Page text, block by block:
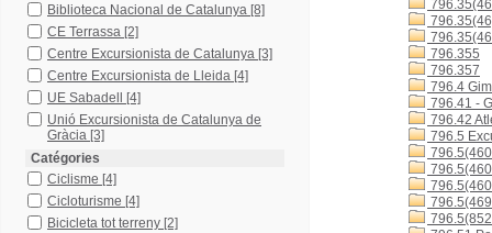
796.355
796.357
796.4
796.41 -
796.42
796.5
Biblioteca Nacional de Catalunya [8]
CE Terrassa [2]
Centre Excursionista de Catalunya [3]
Centre Excursionista de Lleida [4]
UE Sabadell
[4]
Unió Excursionista de Catalunya de
Gràcia [3]
Catégories
Ciclisme [4]
Cicloturisme [4]
Bicicleta tot terreny [2]